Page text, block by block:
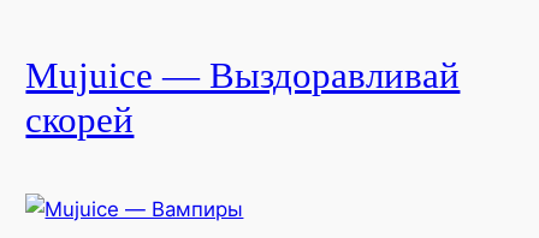
Mujuice — Выздоравливай
скорей